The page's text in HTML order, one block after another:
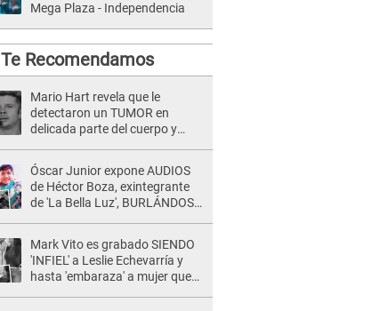
Mega Plaza - Independencia
Te Recomendamos
Mario Hart revela que le
detectaron un TUMOR en
delicada parte del cuerpo y
muy fuertes..."
Óscar Junior expone AUDIOS
de Héctor Boza, exintegrante
de 'La Bella Luz', BURLÁNDOSE
Mark Vito es grabado SIENDO
'INFIEL' a Leslie Echevarría y
hasta 'embaraza' a mujer que